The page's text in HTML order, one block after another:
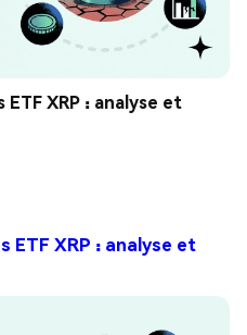
XRP : analyse et
ETF XRP : analyse et